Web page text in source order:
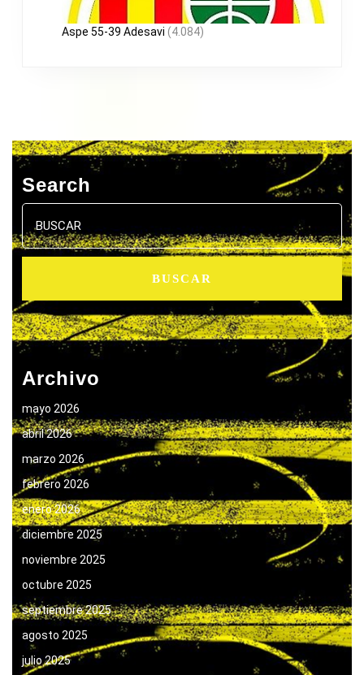
Aspe 55-39 Adesavi (4.084)
Search
Buscar:
Archivo
mayo 2026
abril 2026
marzo 2026
febrero 2026
enero 2026
diciembre 2025
noviembre 2025
octubre 2025
septiembre 2025
agosto 2025
julio 2025